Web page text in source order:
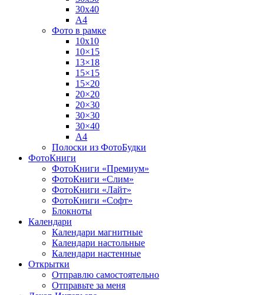
30х40
А4
Фото в рамке
10х10
10×15
13×18
15×15
15×20
20×20
20×30
30×30
30×40
A4
Полоски из ФотоБудки
ФотоКниги
ФотоКниги «Премиум»
ФотоКниги «Слим»
ФотоКниги «Лайт»
ФотоКниги «Софт»
Блокноты
Календари
Календари магнитные
Календари настольные
Календари настенные
Открытки
Отправлю самостоятельно
Отправьте за меня